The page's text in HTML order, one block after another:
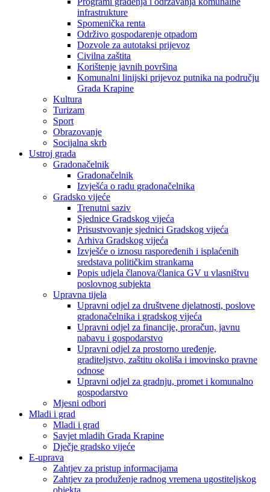
infrastrukture
Spomenička renta
Održivo gospodarenje otpadom
Dozvole za autotaksi prijevoz
Civilna zaštita
Korištenje javnih površina
Komunalni linijski prijevoz putnika na području
Grada Krapine
Kultura
Turizam
Sport
Obrazovanje
Socijalna skrb
Ustroj grada
Gradonačelnik
Gradonačelnik
Izvješća o radu gradonačelnika
Gradsko vijeće
Trenutni saziv
Sjednice Gradskog vijeća
Prisustvovanje sjednici Gradskog vijeća
Arhiva Gradskog vijeća
Izvješće o iznosu raspoređenih i isplaćenih
sredstava političkim strankama
Popis udjela članova/članica GV u vlasništvu
poslovnog subjekta
Upravna tijela
Upravni odjel za društvene djelatnosti, poslove
gradonačelnika i gradskog vijeća
Upravni odjel za financije, proračun, javnu
nabavu i gospodarstvo
Upravni odjel za prostorno uređenje,
graditeljstvo, zaštitu okoliša i imovinsko pravne
odnose
Upravni odjel za gradnju, promet i komunalno
gospodarstvo
Mjesni odbori
Mladi i grad
Mladi i grad
Savjet mladih Grada Krapine
Dječje gradsko vijeće
E-uprava
Zahtjev za pristup informacijama
Zahtjev za produženje radnog vremena ugostiteljskog
objekta